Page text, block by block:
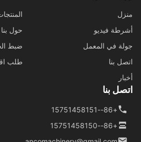
المنتجات
فيديو
حول بنا
في المعمل
ضبط الجودة
بنا
طلب اقتباس
بنا